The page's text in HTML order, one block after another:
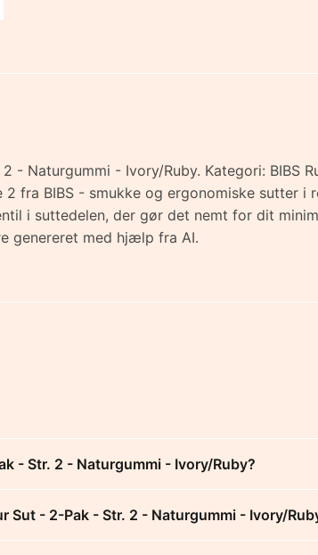
2 - Naturgummi - Ivory/Ruby. Kategori:
fra BIBS - smukke og ergonomiske sutter i
i suttedelen, der gør det nemt for dit
genereret med hjælp fra AI.
- Str. 2 - Naturgummi - Ivory/Ruby?
Sut - 2-Pak - Str. 2 - Naturgummi - Ivory/